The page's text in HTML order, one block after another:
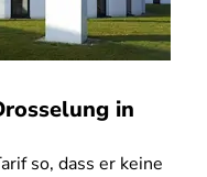
in
so, dass er keine